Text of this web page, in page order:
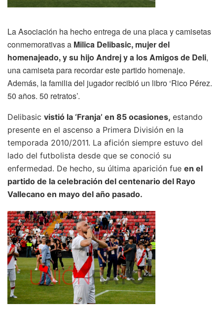
La Asociación ha hecho entrega de una placa y camisetas
conmemorativas a Milica Delibasic, mujer del
homenajeado, y su hijo Andrej y a los Amigos de Deli,
una camiseta para recordar este partido homenaje.
Además, la familia del jugador recibió un libro ‘Rico Pérez.
50 años. 50 retratos’.
Delibasic vistió la ‘Franja’ en 85 ocasiones, estando
presente en el ascenso a Primera División en la
temporada 2010/2011. La afición siempre estuvo del
lado del futbolista desde que se conoció su
enfermedad. De hecho, su última aparición fue en el
partido de la celebración del centenario del Rayo
Vallecano en mayo del año pasado.